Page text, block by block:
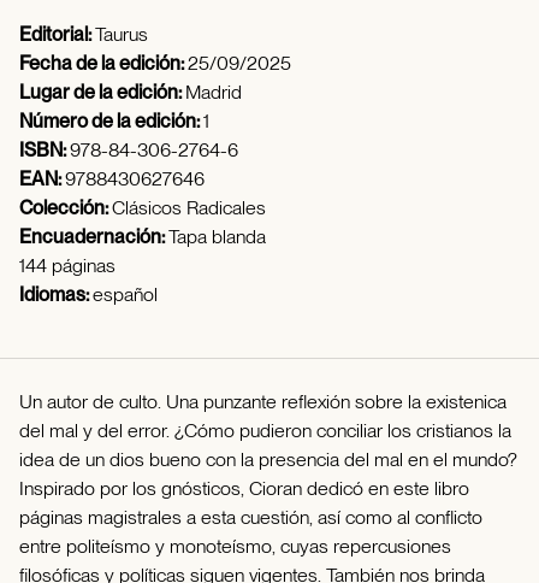
Editorial:Taurus
Fecha de la edición:25/09/2025
Lugar de la edición:Madrid
Número de la edición:1
ISBN:978-84-306-2764-6
EAN:9788430627646
Colección:Clásicos Radicales
Encuadernación:Tapa blanda
144 páginas
Idiomas:español
Un autor de culto. Una punzante reflexión sobre la existenica
del mal y del error. ¿Cómo pudieron conciliar los cristianos la
idea de un dios bueno con la presencia del mal en el mundo?
Inspirado por los gnósticos, Cioran dedicó en este libro
páginas magistrales a esta cuestión, así como al conflicto
entre politeísmo y monoteísmo, cuyas repercusiones
filosóficas y políticas siguen vigentes. También nos brinda